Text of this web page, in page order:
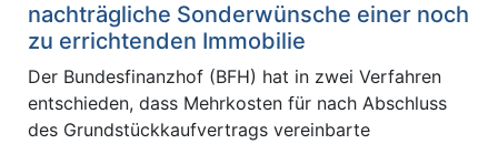
nachträgliche Sonderwünsche einer noch
zu errichtenden Immobilie
Der Bundesfinanzhof (BFH) hat in zwei Verfahren
entschieden, dass Mehrkosten für nach Abschluss
des Grundstückkaufvertrags vereinbarte